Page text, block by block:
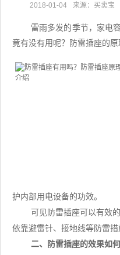
2018-01-04 来源：买卖宝
雷雨多发的季节，家电
竟有没有用呢？防雷插座的原
护内部用电设备的功效。
可见防雷插座可以有效
依靠避雷针、接地线等防雷措
二、防雷插座的效果如何